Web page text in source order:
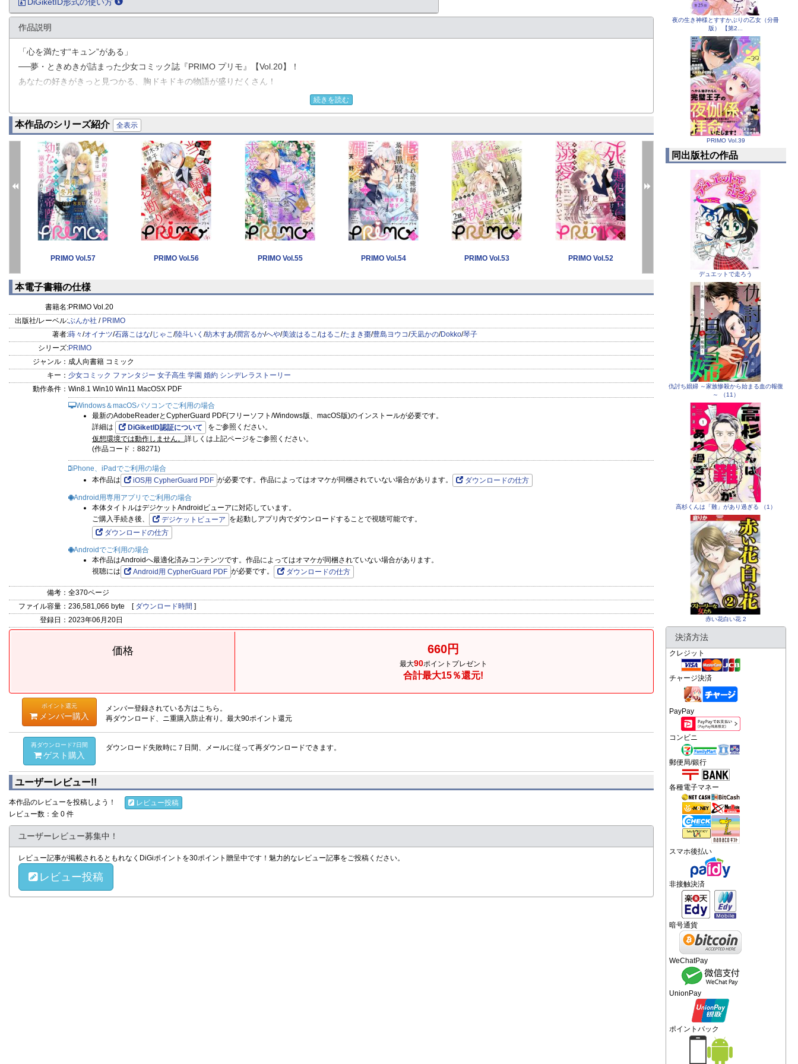
作品説明
「心を満たす“キュン”がある」
──夢・ときめきが詰まった少女コミック誌『PRIMO プリモ』【Vol.20】！
あなたの好きがきっと見つかる、胸ドキドキの物語が盛りだくさん！
【表紙＆巻頭】
★『夜の生き神様とすすかぶりの乙女』第10話（蒔々）
夫婦になるために進むことを決めたふたりは、甘い時間を過ごすけど──？
【新連載】
★『これから幸せになります！ 虐げられ令嬢ですが敵対国の公爵様に何故か溺愛されてます』第1話（オイナツ）
「魔女」と虐げられつづけた令嬢が、敵対国の公爵との出逢いで世界が変わっていく。
愛と幸せを知る物語…開幕！
★『週末は恋を召し上がれ』第6話（石蕗こはな）
★『ボクのいとしい怪力姫』第15話（じゃこ）
★『氷花の初恋 笑わぬ令嬢は無骨な騎士団長を恋い慕う』第3話（陸斗いく）
★『離婚予定の契約婚なのに、冷酷公爵様に執着されています』第4話（漫画：紡木すあ／原作：琴子）
★『葬浄のフレイメント』第9話（潤宮るか）
★『恋を知らない魔女見習いはワケあり王子と魔法みたいな恋をする』第10話（へや）
★『兼松先生、美味しゅうございますか？』第13話（美波はるこ）
★『うちにおいで、愛してあげる 若旦那様と極上同棲』第3話（たまき棗）
★『かわいいキミに恋わずらい』第6話（豊島ヨウコ）
★『君を知って花にはる』第8話（天凪かの）
★『ドイツもこいつも』第18話（Dokko）
続きを読む
本作品のシリーズ紹介 全表示
PRIMO Vol.57 PRIMO Vol.56 PRIMO Vol.55 PRIMO Vol.54 PRIMO Vol.53 PRIMO Vol.52 PRIMO Vol.51
本電子書籍の仕様
書籍名:PRIMO Vol.20
出版社/レーベル:ぶんか社 / PRIMO
著者:蒔々/オイナツ/石蕗こはな/じゃこ/陸斗いく /紡木すあ/潤宮るか/へや/美波はるこ/はるこ/たまき棗/豊島ヨウコ/天凪かの/Dokko/琴子
シリーズ:PRIMO
ジャンル： 成人向書籍 コミック
キー： 少女コミック ファンタジー 女子高生 学園 婚約 シンデレラストーリー
動作条件： Win8.1 Win10 Win11 MacOSX PDF
Windows＆macOSパソコンでご利用の場合
最新のAdobeReaderとCypherGuard PDF(フリーソフト/Windows版、macOS版)のインストールが必要です。
詳細は
DiGiketID認証について
をご参照ください。
仮想環境では動作しません。 詳しくは上記ページをご参照ください。
(作品コード：88271)
iPhone、iPadでご利用の場合
本作品は
iOS用 CypherGuard PDF が必要です。作品によってはオマケが同梱されていない場合があります。 ダウンロードの仕方
Android用専用アプリでご利用の場合
本体タイトルはデジケットAndroidビューアに対応しています。
ご購入手続き後、
デジケットビューア を起動しアプリ内でダウンロードすることで視聴可能です。
ダウンロードの仕方
Androidでご利用の場合
本作品はAndroidへ最適化済みコンテンツです。作品によってはオマケが同梱されていない場合があります。
視聴には
Android用 CypherGuard PDF が必要です。 ダウンロードの仕方
備考： 全370ページ
ファイル容量： 236,581,066 byte [ ダウンロード時間 ]
登録日： 2023年06月20日
価格 660円
最大90ポイントプレゼント
合計最大15％還元!
ポイント還元
メンバー購入
メンバー登録されている方はこちら。
再ダウンロード、ニ重購入防止有り。最大90ポイント還元
再ダウンロード7日間
ゲスト購入
ダウンロード失敗時に７日間、メールに従って再ダウンロードできます。
ユーザーレビュー!!
本作品のレビューを投稿しよう！
レビュー投稿
レビュー数：全 0 件
ユーザーレビュー募集中！
レビュー記事が掲載されるともれなくDiGiポイントを30ポイント贈呈中です！魅力的なレビュー記事をご投稿ください。
レビュー投稿
夜の生き神様とすすかぶりの乙女（分冊
版） 【第2...
PRIMO Vol.39
同出版社の作品
デュエットで走ろう
仇討ち娼婦 ～家族惨殺から始まる血の報復
～ （11）
高杉くんは「難」があり過ぎる （1）
赤い花白い花 2
決済方法
クレジット
チャージ決済
PayPay
コンビニ
郵便局/銀行
各種電子マネー
スマホ後払い
非接触決済
暗号通貨
WeChatPay
UnionPay
ポイントバック